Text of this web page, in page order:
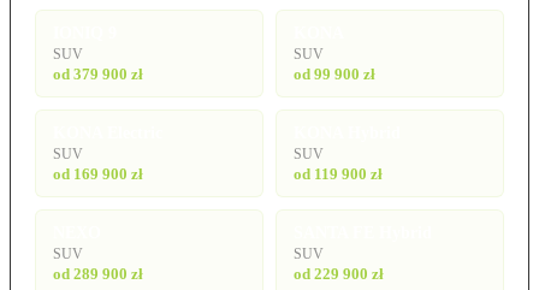
SUV
od 379 900 zł
SUV
od 99 900 zł
SUV
od 169 900 zł
SUV
od 119 900 zł
SUV
od 289 900 zł
SUV
od 229 900 zł